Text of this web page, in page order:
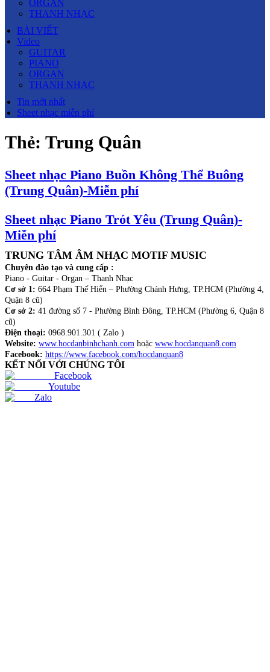
ORGAN
THANH NHẠC
BÀI VIẾT
Video
GUITAR
PIANO
ORGAN
THANH NHẠC
Tin mới nhất
Sheet nhạc miễn phí
Thẻ: Trung Quân
Sheet nhạc Piano Buồn Không Thể Buông
(Trung Quân)-Miễn phí
Sheet nhạc Piano Trót Yêu (Trung Quân)-
Miễn phí
TRUNG TÂM ÂM NHẠC MOTIF MUSIC
Chuyên đào tạo và cung cấp :
Piano - Guitar - Organ – Thanh Nhạc
Cơ sở 1: 664 Phạm Thế Hiển – Phường Chánh Hưng, TP.HCM (Phường 4,
Quận 8 cũ)
Cơ sở 2: 41 đường số 7 - Phường Bình Đông, TP.HCM (Phường 6, Quận 8
cũ)
Điện thoại: 0968.901.301 ( Zalo )
Website: www.hocdanbinhchanh.com hoặc www.hocdanquan8.com
Facebook: https://www.facebook.com/hocdanquan8
KẾT NỐI VỚI CHÚNG TÔI
Facebook
Youtube
Zalo